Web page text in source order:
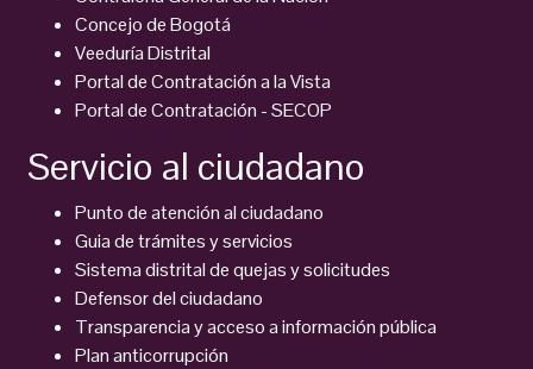
Concejo de Bogotá
Veeduría Distrital
Portal de Contratación a la Vista
Portal de Contratación - SECOP
Servicio al ciudadano
Punto de atención al ciudadano
Guia de trámites y servicios
Sistema distrital de quejas y solicitudes
Defensor del ciudadano
Transparencia y acceso a información pública
Plan anticorrupción